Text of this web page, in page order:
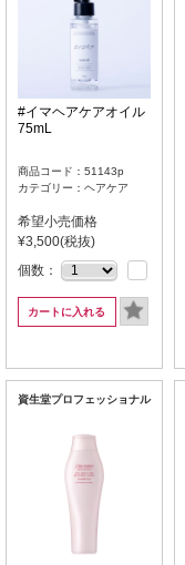
#イマヘアケアオイル
75mL
商品コード：51143p
カテゴリー：ヘアケア
希望小売価格
¥3,500(税抜)
個数：
カートに入れる
資生堂プロフェッショナル